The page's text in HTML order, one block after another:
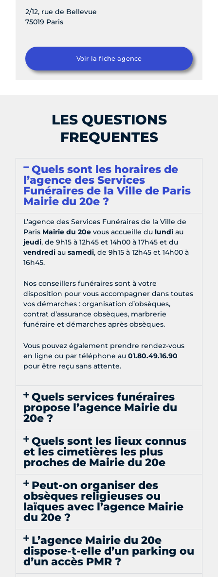
2/12, rue de Bellevue
75019 Paris
Voir la fiche agence
LES QUESTIONS
FREQUENTES
Quels sont les horaires de
l’agence des Services
Funéraires de la Ville de Paris
Mairie du 20e ?
L’agence des Services Funéraires de la Ville de
Paris Mairie du 20e vous accueille du lundi au
jeudi, de 9h15 à 12h45 et 14h00 à 17h45 et du
vendredi ausamedi, de 9h15 à 12h45 et 14h00 à
16h45.
Nos conseillers funéraires sont à votre
disposition pour vous accompagner dans toutes
vos démarches : organisation d’obsèques,
contrat d’assurance obsèques, marbrerie
funéraire et démarches après obsèques.
Vous pouvez également prendre rendez-vous
en ligne ou par téléphone au01.80.49.16.90
pour être reçu sans attente.
Quels services funéraires
propose l’agence Mairie du
20e ?
Quels sont les lieux connus
et les cimetières les plus
proches de Mairie du 20e
Peut-on organiser des
obsèques religieuses ou
laïques avec l’agence Mairie
du 20e ?
L’agence Mairie du 20e
dispose-t-elle d’un parking ou
d’un accès PMR ?